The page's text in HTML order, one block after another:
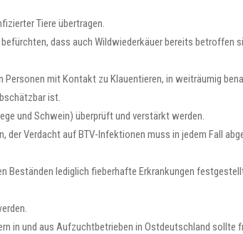
Tiere übertragen.
dass auch Wildwiederkäuer bereits betroffen
mit Kontakt zu Klauentieren, in weiträumig
ist.
und Schwein) überprüft und verstärkt werden.
der Verdacht auf BTV-Infektionen muss in jedem Fall
Beständen lediglich fieberhafte Erkrankungen
in und aus Aufzuchtbetrieben in Ostdeutschland sollte